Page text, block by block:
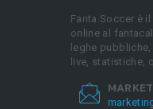
Fanta.Soccer è
online al
leghe
live, statistiche,